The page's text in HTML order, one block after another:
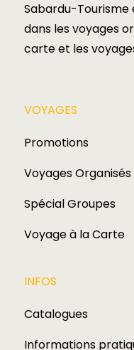
Sabardu-Tourisme
dans les voyages
carte et les
VOYAGES​
Promotions
Voyages Organisés
Spécial Groupes
Voyage à la Carte
INFOS
Catalogues
Informations